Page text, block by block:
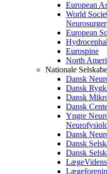
European
World
European
Eurospine
North
Nationale
Dansk
Dansk
Dansk
Dansk
Yngre
Dansk
Dansk
Dansk